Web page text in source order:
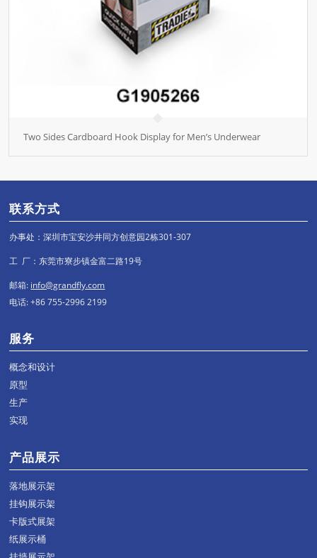
Two Sides Cardboard Hook Display for Men’s Underwear
联系方式
办事处：深圳市宝安沙井同方创意园2栋301-307
工 厂：东莞市寮步镇金富二路19号
邮箱: info@grandfly.com
电话: +86 755-2996 2199
服务
概念和设计
原型
生产
实现
产品展示
落地展示架
挂钩展示架
卡版式展架
纸展示桶